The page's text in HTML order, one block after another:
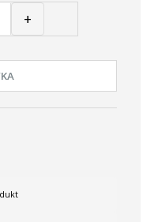
+